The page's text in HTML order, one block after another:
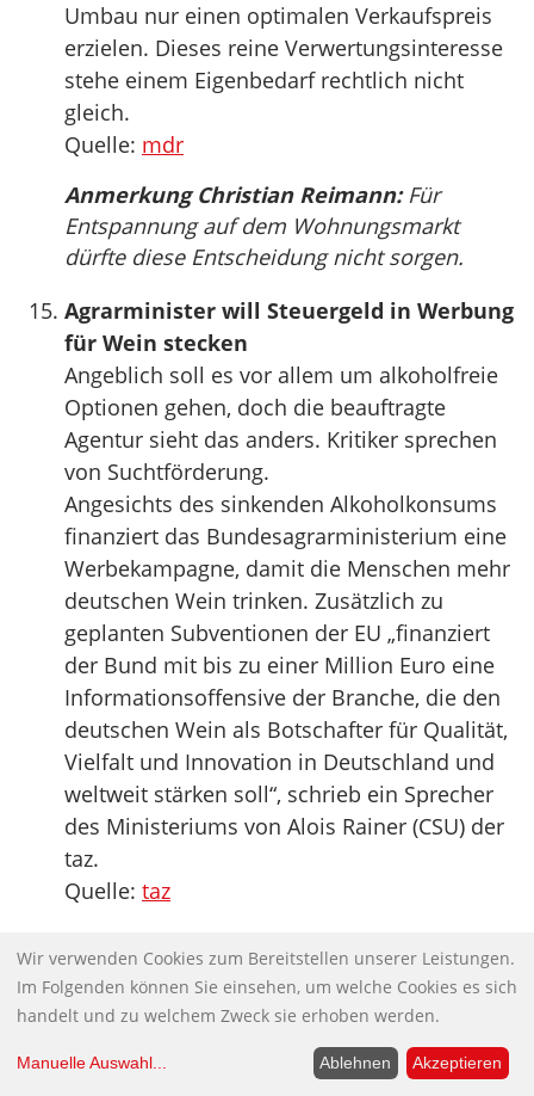
Umbau nur einen optimalen Verkaufspreis
erzielen. Dieses reine Verwertungsinteresse
stehe einem Eigenbedarf rechtlich nicht
gleich.
Quelle: mdr
Anmerkung Christian Reimann:Für
Entspannung auf dem Wohnungsmarkt
dürfte diese Entscheidung nicht sorgen.
Agrarminister will Steuergeld in Werbung
für Wein stecken
Angeblich soll es vor allem um alkoholfreie
Optionen gehen, doch die beauftragte
Agentur sieht das anders. Kritiker sprechen
von Suchtförderung.
Angesichts des sinkenden Alkoholkonsums
finanziert das Bundesagrarministerium eine
Werbekampagne, damit die Menschen mehr
deutschen Wein trinken. Zusätzlich zu
geplanten Subventionen der EU „finanziert
der Bund mit bis zu einer Million Euro eine
Informationsoffensive der Branche, die den
deutschen Wein als Botschafter für Qualität,
Vielfalt und Innovation in Deutschland und
weltweit stärken soll“, schrieb ein Sprecher
des Ministeriums von Alois Rainer (CSU) der
taz.
Quelle: taz
Deckelt die Parteispenden
Der Prozess um Christoph Gröners Spenden
an die CDU macht deutlich: Es braucht mehr
Argwohn und Transparenz beim Thema
Parteispenden.
Wir verwenden Cookies zum Bereitstellen unserer Leistungen.
Im Folgenden können Sie einsehen, um welche Cookies es sich
handelt und zu welchem Zweck sie erhoben werden.
Manuelle Auswahl... Ablehnen Akzeptieren